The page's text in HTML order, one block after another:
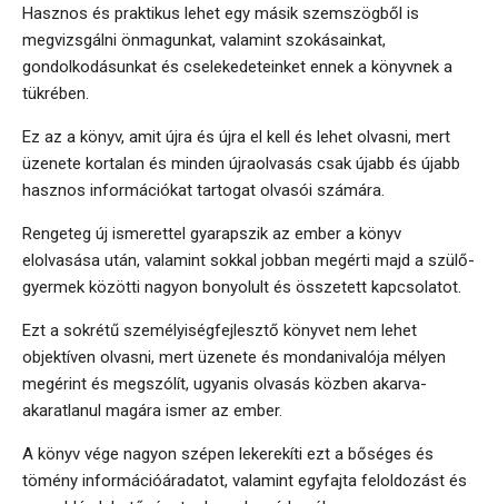
Hasznos és praktikus lehet egy másik szemszögből is
megvizsgálni önmagunkat, valamint szokásainkat,
gondolkodásunkat és cselekedeteinket ennek a könyvnek a
tükrében.
Ez az a könyv, amit újra és újra el kell és lehet olvasni, mert
üzenete kortalan és minden újraolvasás csak újabb és újabb
hasznos információkat tartogat olvasói számára.
Rengeteg új ismerettel gyarapszik az ember a könyv
elolvasása után, valamint sokkal jobban megérti majd a szülő-
gyermek közötti nagyon bonyolult és összetett kapcsolatot.
Ezt a sokrétű személyiségfejlesztő könyvet nem lehet
objektíven olvasni, mert üzenete és mondanivalója mélyen
megérint és megszólít, ugyanis olvasás közben akarva-
akaratlanul magára ismer az ember.
A könyv vége nagyon szépen lekerekíti ezt a bőséges és
tömény információáradatot, valamint egyfajta feloldozást és